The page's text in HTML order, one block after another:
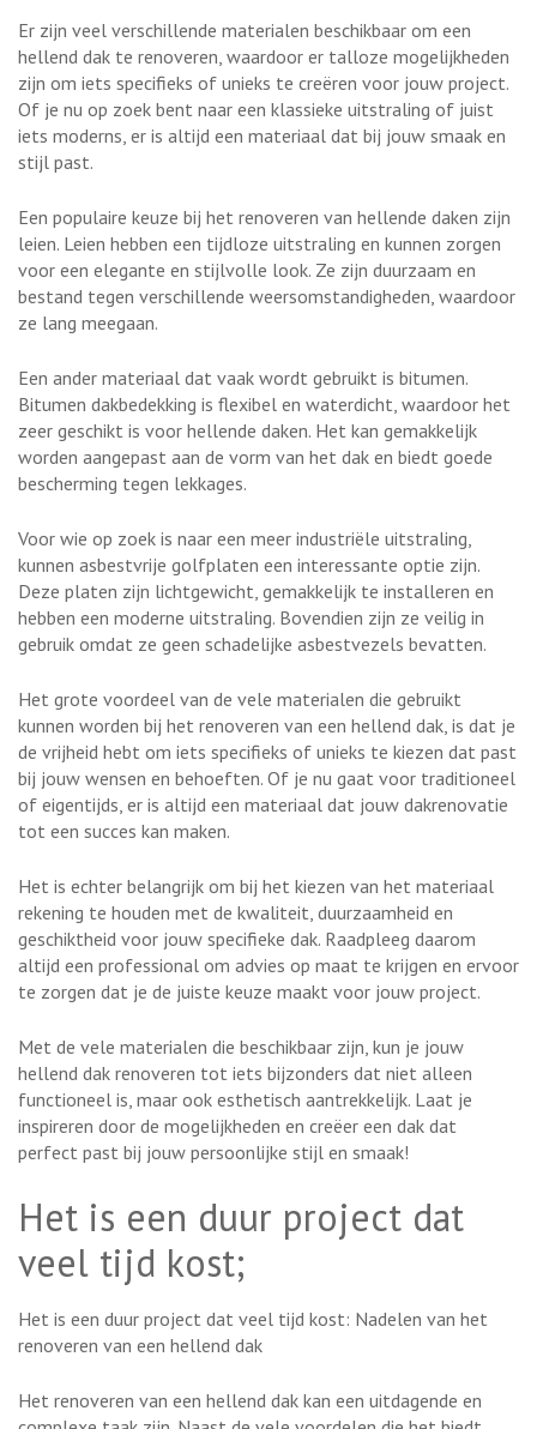
Er zijn veel verschillende materialen beschikbaar om een
hellend dak te renoveren, waardoor er talloze mogelijkheden
zijn om iets specifieks of unieks te creëren voor jouw project.
Of je nu op zoek bent naar een klassieke uitstraling of juist
iets moderns, er is altijd een materiaal dat bij jouw smaak en
stijl past.
Een populaire keuze bij het renoveren van hellende daken zijn
leien. Leien hebben een tijdloze uitstraling en kunnen zorgen
voor een elegante en stijlvolle look. Ze zijn duurzaam en
bestand tegen verschillende weersomstandigheden, waardoor
ze lang meegaan.
Een ander materiaal dat vaak wordt gebruikt is bitumen.
Bitumen dakbedekking is flexibel en waterdicht, waardoor het
zeer geschikt is voor hellende daken. Het kan gemakkelijk
worden aangepast aan de vorm van het dak en biedt goede
bescherming tegen lekkages.
Voor wie op zoek is naar een meer industriële uitstraling,
kunnen asbestvrije golfplaten een interessante optie zijn.
Deze platen zijn lichtgewicht, gemakkelijk te installeren en
hebben een moderne uitstraling. Bovendien zijn ze veilig in
gebruik omdat ze geen schadelijke asbestvezels bevatten.
Het grote voordeel van de vele materialen die gebruikt
kunnen worden bij het renoveren van een hellend dak, is dat je
de vrijheid hebt om iets specifieks of unieks te kiezen dat past
bij jouw wensen en behoeften. Of je nu gaat voor traditioneel
of eigentijds, er is altijd een materiaal dat jouw dakrenovatie
tot een succes kan maken.
Het is echter belangrijk om bij het kiezen van het materiaal
rekening te houden met de kwaliteit, duurzaamheid en
geschiktheid voor jouw specifieke dak. Raadpleeg daarom
altijd een professional om advies op maat te krijgen en ervoor
te zorgen dat je de juiste keuze maakt voor jouw project.
Met de vele materialen die beschikbaar zijn, kun je jouw
hellend dak renoveren tot iets bijzonders dat niet alleen
functioneel is, maar ook esthetisch aantrekkelijk. Laat je
inspireren door de mogelijkheden en creëer een dak dat
perfect past bij jouw persoonlijke stijl en smaak!
Het is een duur project dat
veel tijd kost;
Het is een duur project dat veel tijd kost: Nadelen van het
renoveren van een hellend dak
Het renoveren van een hellend dak kan een uitdagende en